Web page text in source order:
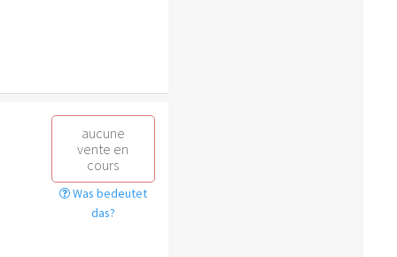
aucune
vente en
cours
Was bedeutet
das?